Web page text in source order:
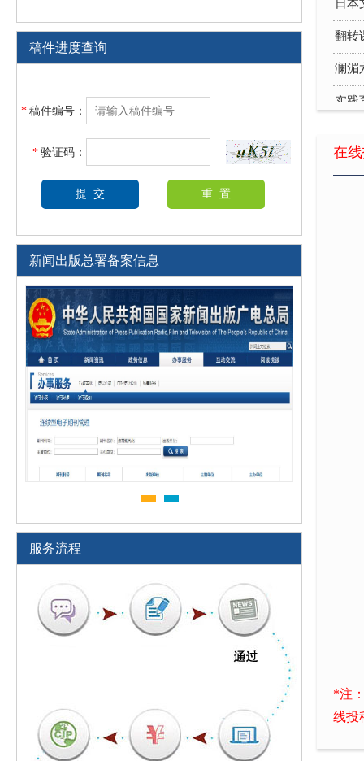
翻转
澜湄
实践
关于
在
*注
线投
稿件进度查询
* 稿件编号：
* 验证码：
新闻出版总署备案信息
服务流程